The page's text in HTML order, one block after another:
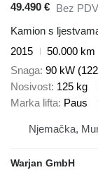
49.490 € Bez
Kamion s
2015
50.000 km
Snaga 90 kW
Nosivost 125 kg
Marka lifta Paus
Njemačka,
Warjan GmbH